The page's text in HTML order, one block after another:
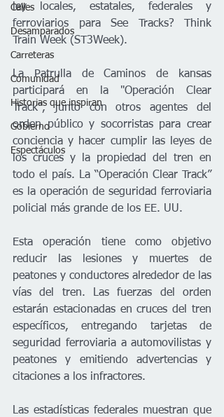
Calles
Desamparados
Carreteras
Comunidad
Historias que inspiran
Gobierno
Espectáculos
ley locales, estatales, federales y
ferroviarios para See Tracks? Think
Train Week (ST3Week).
La Patrulla de Caminos de kansas
participará en la "Operación Clear
Track", junto con otros agentes del
orden público y socorristas para crear
conciencia y hacer cumplir las leyes de
los cruces y la propiedad del tren en
todo el país. La “Operación Clear Track”
es la operación de seguridad ferroviaria
policial más grande de los EE. UU.
Esta operación tiene como objetivo
reducir las lesiones y muertes de
peatones y conductores alrededor de las
vías del tren. Las fuerzas del orden
estarán estacionadas en cruces del tren
específicos, entregando tarjetas de
seguridad ferroviaria a automovilistas y
peatones y emitiendo advertencias y
citaciones a los infractores.
Las estadísticas federales muestran que